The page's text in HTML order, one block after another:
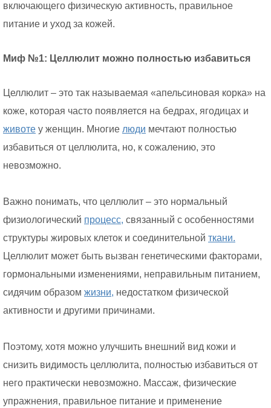
включающего физическую активность, правильное
питание и уход за кожей.
Миф №1: Целлюлит можно полностью избавиться
Целлюлит – это так называемая «апельсиновая корка» на
коже, которая часто появляется на бедрах, ягодицах и
животе у женщин. Многие люди мечтают полностью
избавиться от целлюлита, но, к сожалению, это
невозможно.
Важно понимать, что целлюлит – это нормальный
физиологический процесс, связанный с особенностями
структуры жировых клеток и соединительной ткани.
Целлюлит может быть вызван генетическими факторами,
гормональными изменениями, неправильным питанием,
сидячим образом жизни, недостатком физической
активности и другими причинами.
Поэтому, хотя можно улучшить внешний вид кожи и
снизить видимость целлюлита, полностью избавиться от
него практически невозможно. Массаж, физические
упражнения, правильное питание и применение